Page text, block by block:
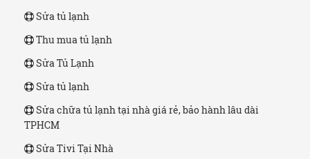
Sửa tủ lạnh
Thu mua tủ lạnh
Sửa Tủ Lạnh
Sửa tủ lạnh
Sửa chữa tủ lạnh tại nhà giá rẻ, bảo hành lâu dài
TPHCM
Sửa Tivi Tại Nhà